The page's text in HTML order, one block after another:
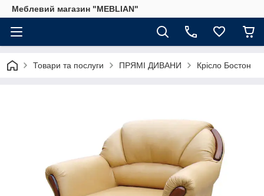
Меблевий магазин "MEBLIAN"
Товари та послуги ПРЯМІ ДИВАНИ Крісло Бостон